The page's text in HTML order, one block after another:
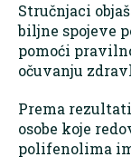
Stručnjaci
biljne spojeve
pomoći
očuvanju
Prema
osobe koje
polifenolima